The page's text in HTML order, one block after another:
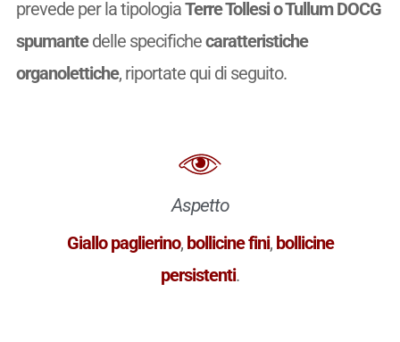
prevede per la tipologiaTerre Tollesi o Tullum DOCG
spumantedelle specifichecaratteristiche
organolettiche, riportate qui di seguito.
Aspetto
Giallo paglierino, bollicine fini, bollicine
persistenti.